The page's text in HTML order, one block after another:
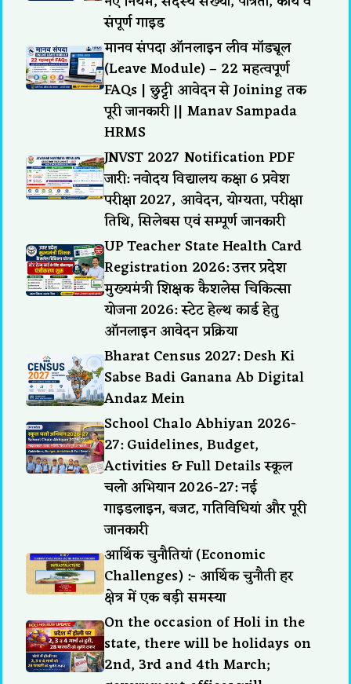
संपूर्ण गाइड
मानव संपदा ऑनलाइन लीव मॉड्यूल
(Leave Module) – 22 महत्वपूर्ण
FAQs | छुट्टी आवेदन से Joining तक
पूरी जानकारी || Manav Sampada
HRMS
JNVST 2027 Notification PDF
जारी: नवोदय विद्यालय कक्षा 6 प्रवेश
परीक्षा 2027, आवेदन, योग्यता, परीक्षा
तिथि, सिलेबस एवं सम्पूर्ण जानकारी
UP Teacher State Health Card
Registration 2026: उत्तर प्रदेश
मुख्यमंत्री शिक्षक कैशलेस चिकित्सा
योजना 2026: स्टेट हेल्थ कार्ड हेतु
ऑनलाइन आवेदन प्रक्रिया
Bharat Census 2027: Desh Ki
Sabse Badi Ganana Ab Digital
Andaz Mein
School Chalo Abhiyan 2026-
27: Guidelines, Budget,
Activities & Full Details स्कूल
चलो अभियान 2026-27: नई
गाइडलाइन, बजट, गतिविधियां और पूरी
जानकारी
आर्थिक चुनौतियां (Economic
Challenges) :- आर्थिक चुनौती हर
क्षेत्र में एक बड़ी समस्या
On the occasion of Holi in the
state, there will be holidays on
2nd, 3rd and 4th March;